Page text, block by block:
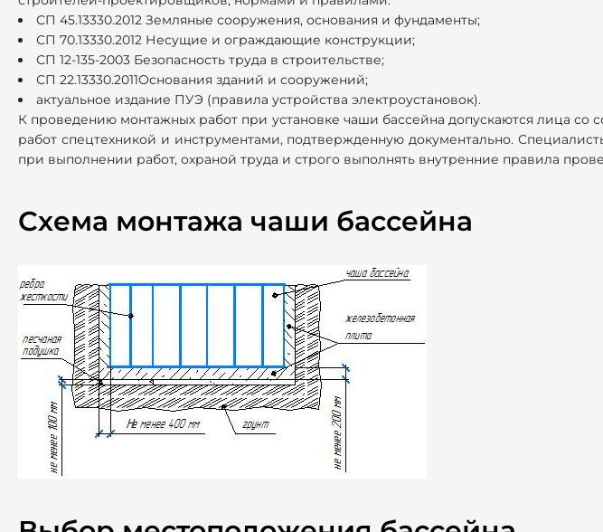
СП 45.13330.2012 Земляные сооружения, основания и фундаменты;
СП 70.13330.2012 Несущие и ограждающие конструкции;
СП 12-135-2003 Безопасность труда в строительстве;
СП 22.13330.2011Основания зданий и сооружений;
актуальное издание ПУЭ (правила устройства электроустановок).
К проведению монтажных работ при установке чаши бассейна допускаются лица
работ спецтехникой и инструментами, подтвержденную документально.
при выполнении работ, охраной труда и строго выполнять внутренние правила
Схема монтажа чаши бассейна